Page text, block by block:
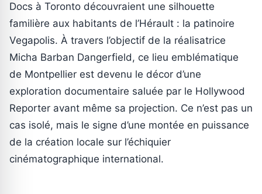
Docs à Toronto découvraient une silhouette
familière aux habitants de l’Hérault : la patinoire
Vegapolis. À travers l’objectif de la réalisatrice
Micha Barban Dangerfield, ce lieu emblématique
de Montpellier est devenu le décor d’une
exploration documentaire saluée par le Hollywood
Reporter avant même sa projection. Ce n’est pas un
cas isolé, mais le signe d’une montée en puissance
de la création locale sur l’échiquier
cinématographique international.